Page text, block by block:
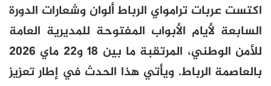
اكتست عربات ترامواي الرباط ألوان وشعارات الدورة
السابعة لأيام الأبواب المفتوحة للمديرية العامة
للأمن الوطني، المرتقبة ما بين 18 و22 ماي 2026
بالعاصمة الرباط. ويأتي هذا الحدث في إطار تعزيز